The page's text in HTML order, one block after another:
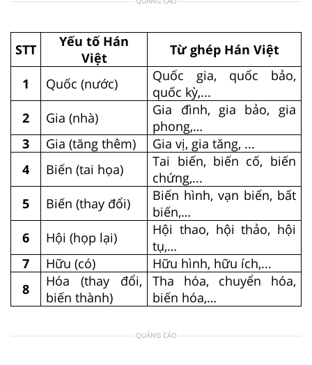
STT
Yếu tố Hán
Việt
Từ ghép Hán Việt
1 Quốc (nước)
Quốc gia, quốc bảo,
quốc kỳ,...
2
Gia (nhà)
Gia đình, gia bảo, gia
phong,…
3
Gia (tăng thêm)
Gia vị, gia tăng, ...
4
Biến (tai họa)
Tai biến, biến cố, biến
chứng,...
5
Biến (thay đổi)
Biến hình, vạn biến, bất
biến,…
6
Hội (họp lại)
Hội thao, hội thảo, hội
tụ,…
7
Hữu (có)
Hữu hình, hữu ích,...
8
Hóa (thay đổi,
biến thành)
Tha hóa, chuyển hóa,
biến hóa,…
QUẢNG CÁO